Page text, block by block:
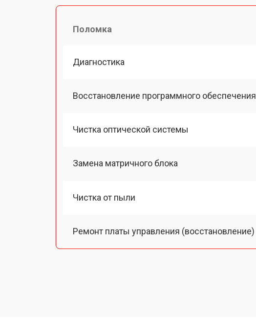
Поломка
Диагностика
Восстановление программного обеспечения
Чистка оптической системы
Замена матричного блока
Чистка от пыли
Ремонт платы управления (восстановление)